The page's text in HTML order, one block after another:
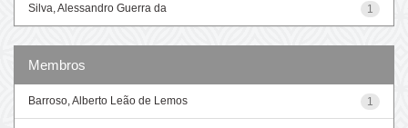
1
Silva, Alessandro Guerra da
Membros
1
Barroso, Alberto Leão de Lemos